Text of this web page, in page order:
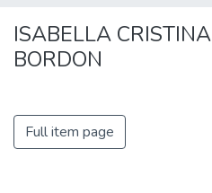
All of DSpace
Statistics
ISABELLA
BORDON
Full item page